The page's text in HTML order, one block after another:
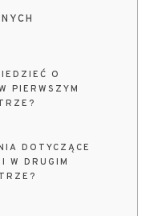
O
PIERWSZYM
DOTYCZĄCE
W DRUGIM